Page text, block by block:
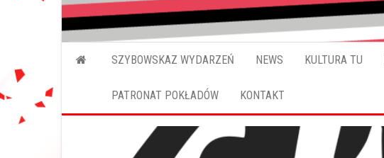
SZYBOWSKAZ WYDARZEŃ NEWS KULTURA TU
PATRONAT POKŁADÓW KONTAKT